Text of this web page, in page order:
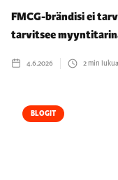
FMCG-brändisi ei
tarvitsee
4.6.2026 2min
BLOGIT